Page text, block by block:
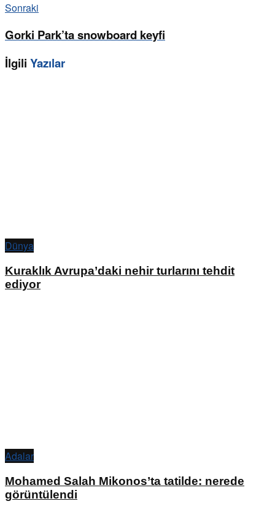
Sonraki
Gorki Park’ta snowboard keyfi
İlgili Yazılar
Dünya
Kuraklık Avrupa’daki nehir turlarını tehdit
ediyor
Adalar
Mohamed Salah Mikonos’ta tatilde: nerede
görüntülendi